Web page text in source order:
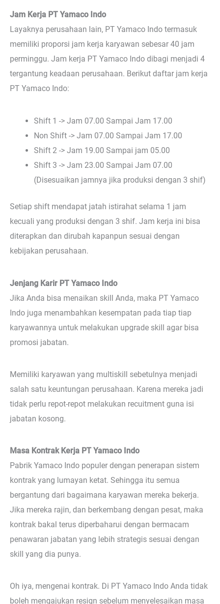
Jam Kerja PT Yamaco Indo
Layaknya perusahaan lain, PT Yamaco Indo termasuk
memiliki proporsi jam kerja karyawan sebesar 40 jam
perminggu. Jam kerja PT Yamaco Indo dibagi menjadi 4
tergantung keadaan perusahaan. Berikut daftar jam kerja
PT Yamaco Indo:
Shift 1 -> Jam 07.00 Sampai Jam 17.00
Non Shift -> Jam 07.00 Sampai Jam 17.00
Shift 2 -> Jam 19.00 Sampai jam 05.00
Shift 3 -> Jam 23.00 Sampai Jam 07.00
(Disesuaikan jamnya jika produksi dengan 3 shif)
Setiap shift mendapat jatah istirahat selama 1 jam
kecuali yang produksi dengan 3 shif. Jam kerja ini bisa
diterapkan dan dirubah kapanpun sesuai dengan
kebijakan perusahaan.
Jenjang Karir PT Yamaco Indo
Jika Anda bisa menaikan skill Anda, maka PT Yamaco
Indo juga menambahkan kesempatan pada tiap tiap
karyawannya untuk melakukan upgrade skill agar bisa
promosi jabatan.
Memiliki karyawan yang multiskill sebetulnya menjadi
salah satu keuntungan perusahaan. Karena mereka jadi
tidak perlu repot-repot melakukan recuitment guna isi
jabatan kosong.
Masa Kontrak Kerja PT Yamaco Indo
Pabrik Yamaco Indo populer dengan penerapan sistem
kontrak yang lumayan ketat. Sehingga itu semua
bergantung dari bagaimana karyawan mereka bekerja.
Jika mereka rajin, dan berkembang dengan pesat, maka
kontrak bakal terus diperbaharui dengan bermacam
penawaran jabatan yang lebih strategis sesuai dengan
skill yang dia punya.
Oh iya, mengenai kontrak. Di PT Yamaco Indo Anda tidak
boleh mengajukan resign sebelum menyelesaikan masa